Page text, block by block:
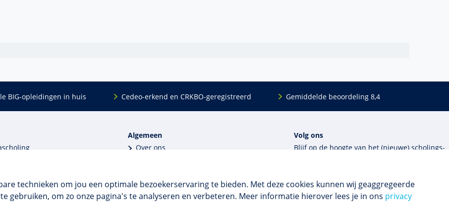
technieken om jou een optimale bezoekerservaring te bieden. Met deze cookies kunnen wij geaggregeerde
gebruiken, om zo onze pagina's te analyseren en verbeteren. Meer informatie hierover lees je in ons privacy
BIG-opleidingen in huis Cedeo-erkend en CRKBO-geregistreerd Gemiddelde beoordeling 8,4
aanvragen
Algemeen
Over ons
Algemene voorwaarden
Disclaimer & privacy
Volg ons
Blijf op de hoogte van het (nieuwe) scholings­
Inschrijven nieuwsbrief